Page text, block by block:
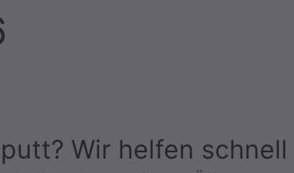
Wir helfen